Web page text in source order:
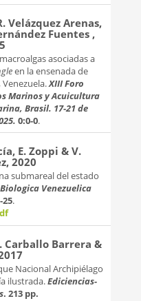
Velázquez Arenas,
Fuentes ,
asociadas a
en la ensenada de
Venezuela.XIII Foro
Marinos y Acuicultura
Brasil. 17-21 de
0:0-0.
E. Zoppi & V.
2020
submareal del estado
Venezuelica
25.
Carballo Barrera &
Nacional Archipiélago
ilustrada.Ediciencias-
. 213 pp.